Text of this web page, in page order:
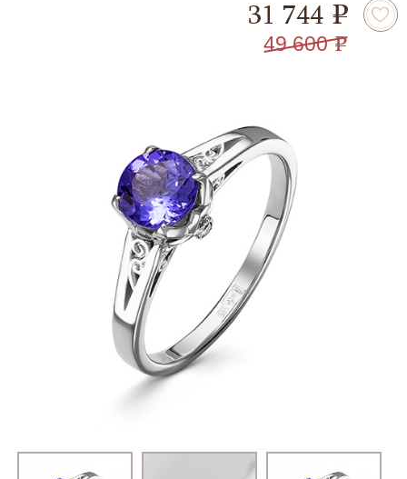
31 744 e
49 600 e